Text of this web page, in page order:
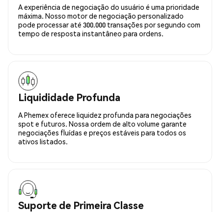
A experiência de negociação do usuário é uma prioridade
máxima. Nosso motor de negociação personalizado
pode processar até 300.000 transações por segundo com
tempo de resposta instantâneo para ordens.
Liquididade Profunda
A Phemex oferece liquidez profunda para negociações
spot e futuros. Nossa ordem de alto volume garante
negociações fluídas e preços estáveis para todos os
ativos listados.
Suporte de Primeira Classe